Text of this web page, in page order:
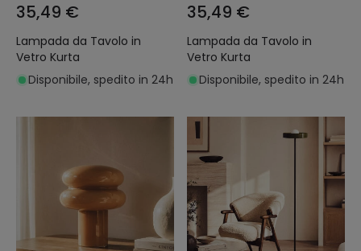
35,49 €
Lampada da Tavolo in
Vetro Kurta
Disponibile, spedito in 24h
35,49 €
Lampada da Tavolo in
Vetro Kurta
Disponibile, spedito in 24h